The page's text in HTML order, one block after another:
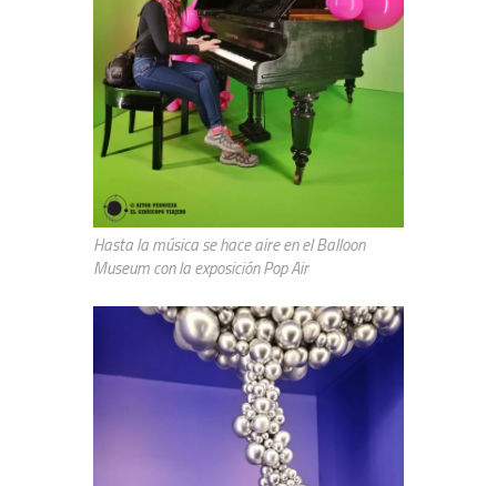
Hasta la música se hace aire en el Balloon
Museum con la exposición Pop Air